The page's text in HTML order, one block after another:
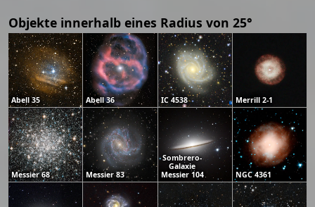
Objekte innerhalb eines Radius von 25°
Abell 35 Abell 36 IC 4538 Merrill 2-1
Messier 68 Messier 83
Sombrero-
Galaxie
Messier 104
NGC 4361